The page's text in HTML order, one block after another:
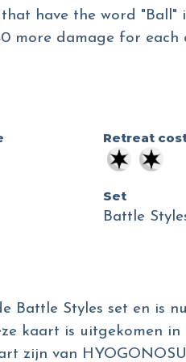
have the word "Ball"
more damage for each
Retreat
Set
Battle
Battle Styles set en is
kaart is uitgekomen
zijn van